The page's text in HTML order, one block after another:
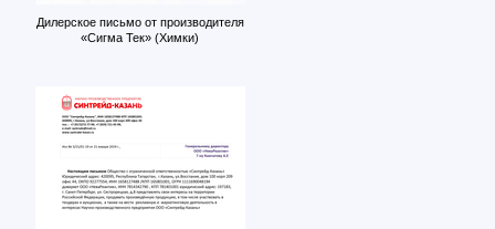
Дилерское письмо от производителя
«Сигма Тек» (Химки)